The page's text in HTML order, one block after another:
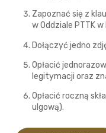
Zapoznać się z
w Oddziale PTTK w
Dołączyć jedno
Opłacić
legitymacji oraz
Opłacić roczną
ulgową).